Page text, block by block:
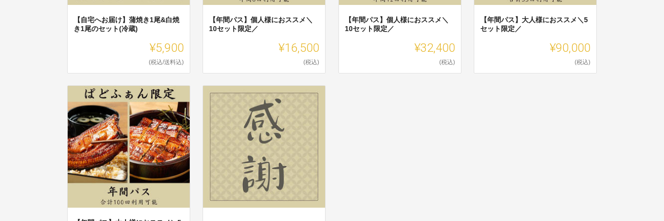
【自宅へお届け】蒲焼き1尾&白焼
き1尾のセット(冷蔵)
¥5,900
(税込/送料込)
【年間パス】個人様におススメ＼
10セット限定／
¥16,500
(税込)
【年間パス】個人様におススメ＼
10セット限定／
¥32,400
(税込)
【年間パス】大人様におススメ＼5
セット限定／
¥90,000
(税込)